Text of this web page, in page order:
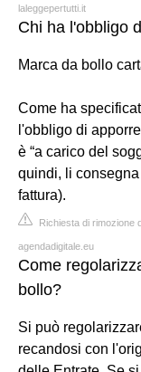
laleggepertutti.it
Chi ha l'obbligo
Marca da bollo
Come ha
l'obbligo di
è “a carico del
quindi, li
fattura).
Richiesta di rimozione
agendadigitale.eu
Come
bollo?
Si può
recandosi con